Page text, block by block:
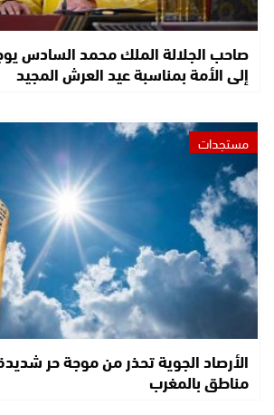
صاحب الجلالة الملك محمد السادس
إلى الأمة بمناسبة عيد العرش المجيد
مستجدات
الأرصاد الجوية تحذر من موجة حر
مناطق بالمغرب